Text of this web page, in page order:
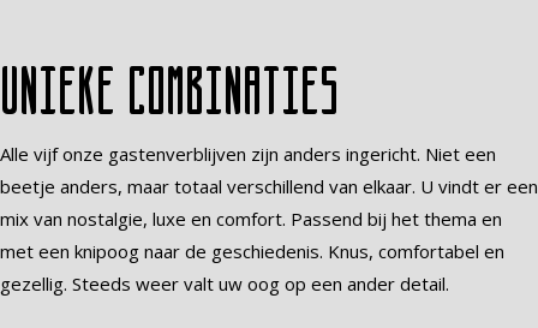
Unieke combinaties
Alle vijf onze gastenverblijven zijn anders ingericht. Niet een
beetje anders, maar totaal verschillend van elkaar. U vindt er een
mix van nostalgie, luxe en comfort. Passend bij het thema en
met een knipoog naar de geschiedenis. Knus, comfortabel en
gezellig. Steeds weer valt uw oog op een ander detail.